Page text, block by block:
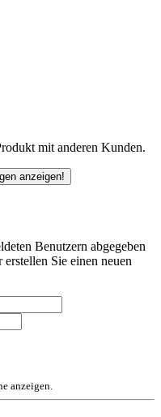
mit anderen Kunden.
anzeigen!
Benutzern abgegeben
Sie einen neuen
anzeigen.